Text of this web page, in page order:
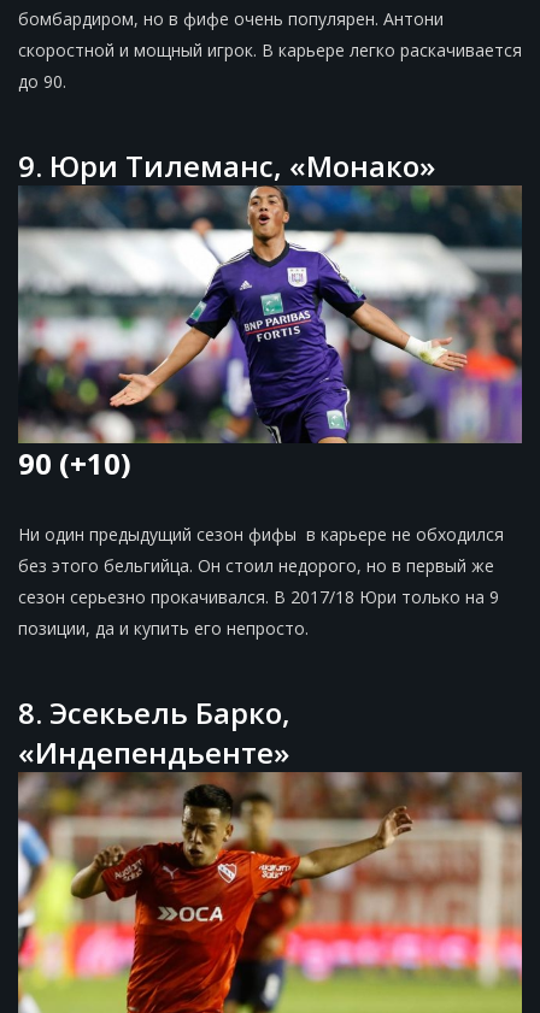
бомбардиром, но в фифе очень популярен. Антони
скоростной и мощный игрок. В карьере легко раскачивается
до 90.
9. Юри Тилеманс, «Монако»
90 (+10)
Ни один предыдущий сезон фифы в карьере не обходился
без этого бельгийца. Он стоил недорого, но в первый же
сезон серьезно прокачивался. В 2017/18 Юри только на 9
позиции, да и купить его непросто.
8. Эсекьель Барко,
«Индепендьенте»